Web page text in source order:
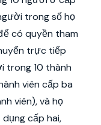
trong số họ
có quyền tham
trực tiếp
trong 10 thành
viên cấp ba
viên), và họ
cấp hai,